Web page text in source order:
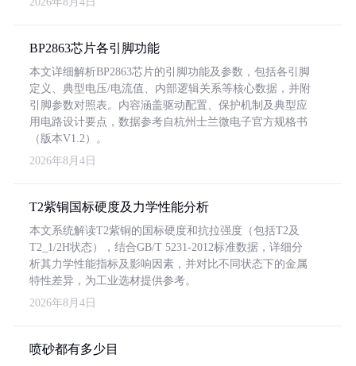
BP2863芯片各引脚功能
本文详细解析BP2863芯片的引脚功能及参数，包括各引脚
定义、典型电压/电流值、内部逻辑关系等核心数据，并附
引脚参数对照表。内容涵盖驱动配置、保护机制及典型应
用电路设计要点，数据参考自杭州士兰微电子官方规格书
（版本V1.2）。
2026年8月4日
T2紫铜国标硬度及力学性能分析
本文系统解读T2紫铜的国标硬度和抗拉强度（包括T2及
T2_1/2H状态），结合GB/T 5231-2012标准数据，详细分
析其力学性能指标及影响因素，并对比不同状态下的金属
特性差异，为工业选材提供参考。
2026年8月4日
喷砂都有多少目